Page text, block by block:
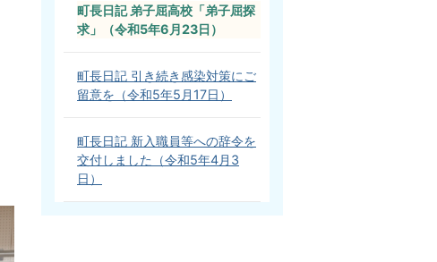
町長日記 弟子屈高校「弟子屈探
求」（令和5年6月23日）
町長日記 引き続き感染対策にご
留意を（令和5年5月17日）
町長日記 新入職員等への辞令を
交付しました（令和5年4月3
日）